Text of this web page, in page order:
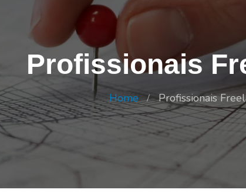
Profissionais
Home Profissionais